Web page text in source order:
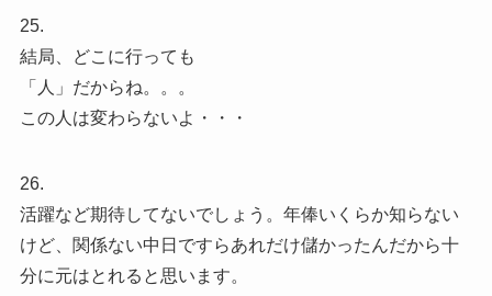
25.
結局、どこに行っても
「人」だからね。。。
この人は変わらないよ・・・
26.
活躍など期待してないでしょう。年俸いくらか知らない
けど、関係ない中日ですらあれだけ儲かったんだから十
分に元はとれると思います。